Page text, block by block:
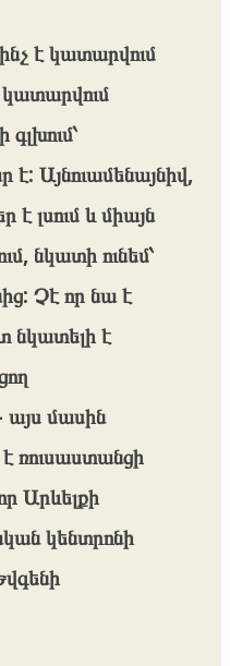
է կատարվում
կատարվում
Այնուամենայնիվ,
է լսում և միայն
նկատի ունեմ՝
Չէ որ նա է
նկատելի է
այս մասին
է ռուսաստանցի
Արևելքի
կենտրոնի